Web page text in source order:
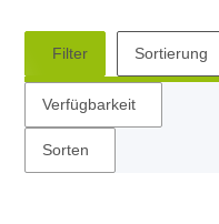
Filter Sortierung
Verfügbarkeit
Sorten